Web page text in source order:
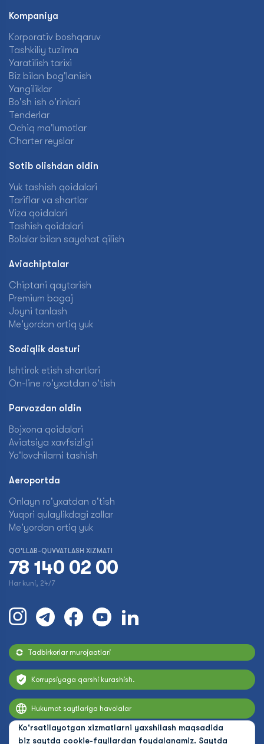
Ko'rsatilayotgan xizmatlarni yaxshilash maqsadida
biz saytda cookie-fayllardan foydalanamiz. Saytda
Kompaniya
Korporativ boshqaruv
Tashkiliy tuzilma
Yaratilish tarixi
Biz bilan bog'lanish
Yangiliklar
Bo'sh ish o'rinlari
Tenderlar
Ochiq ma'lumotlar
Charter reyslar
Sotib olishdan oldin
Yuk tashish qoidalari
Tariflar va shartlar
Viza qoidalari
Tashish qoidalari
Bolalar bilan sayohat qilish
Aviachiptalar
Chiptani qaytarish
Premium bagaj
Joyni tanlash
Me'yordan ortiq yuk
Sodiqlik dasturi
Ishtirok etish shartlari
On-line ro'yxatdan o'tish
Parvozdan oldin
Bojxona qoidalari
Aviatsiya xavfsizligi
Yo'lovchilarni tashish
Aeroportda
Onlayn ro'yxatdan o'tish
Yuqori qulaylikdagi zallar
Me'yordan ortiq yuk
QO'LLAB-QUVVATLASH XIZMATI
78 140 02 00
Har kuni, 24/7
Tadbirkorlar murojaatlari
Korrupsiyaga qarshi kurashish.
Hukumat saytlariga havolalar